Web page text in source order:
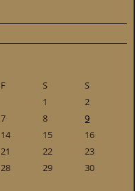
F S
S
1
2
7 8
9
14 15
16
21 22
23
28 29
30